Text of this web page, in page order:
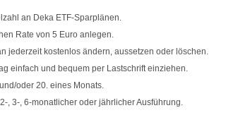
an Deka ETF-Sparplänen.
Rate von 5 Euro anlegen.
jederzeit kostenlos ändern, aussetzen oder löschen.
einfach und bequem per Lastschrift einziehen.
oder 20. eines Monats.
, 3-, 6-monatlicher oder jährlicher Ausführung.